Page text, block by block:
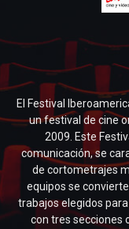
El Festival
un festival de cine
2009. Este
comunicación, se
de cortometrajes
equipos se
trabajos elegidos
con tres secciones